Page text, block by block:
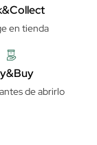
en tienda
de abrirlo